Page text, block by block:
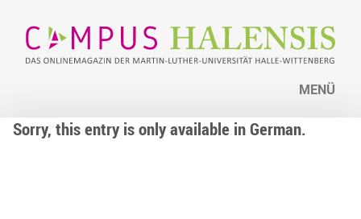
MENÜ
Sorry, this entry is only available in German.